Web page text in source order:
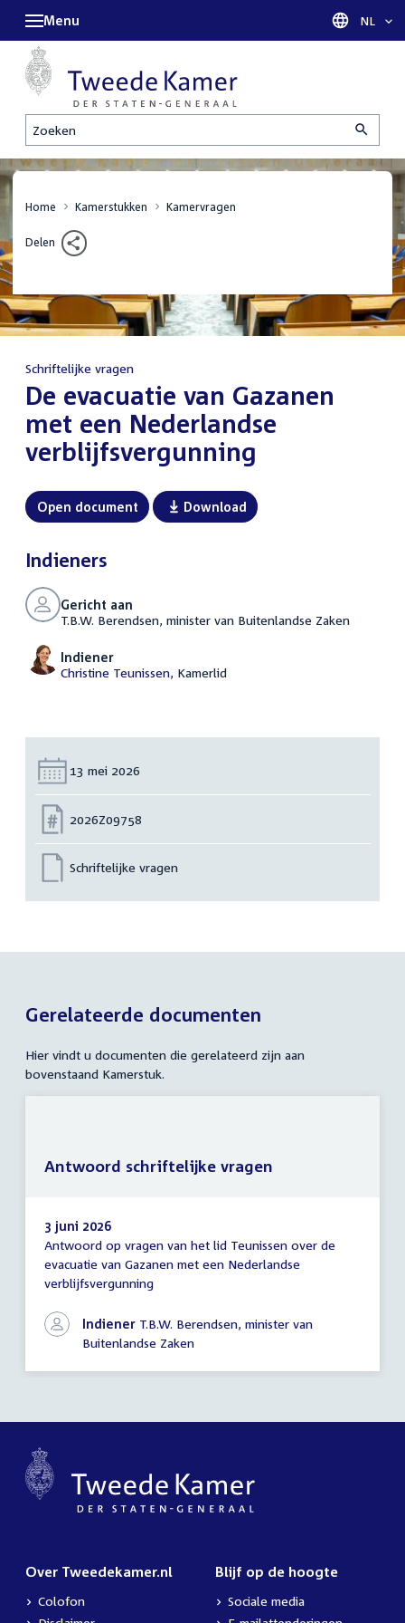
Zoeken
Menu Taal
NL
Home Kamerstukken Kamervragen
Delen
Schriftelijke vragen
:De evacuatie van Gazanen
met een Nederlandse
verblijfsvergunning
Open document Download
Indieners
Gericht aan
T.B.W. Berendsen, minister van Buitenlandse Zaken
Indiener
Christine Teunissen, Kamerlid
Datum:
13 mei 2026
Nummer:
2026Z09758
Schriftelijke vragen
Gerelateerde documenten
Hier vindt u documenten die gerelateerd zijn aan
bovenstaand Kamerstuk.
Antwoord
schriftelijke
vragen
3 juni 2026
Antwoord op vragen van het lid Teunissen over de
evacuatie van Gazanen met een Nederlandse
verblijfsvergunning
Indiener T.B.W. Berendsen, minister van
Buitenlandse Zaken
Antwoord schriftelijke vragen
Over Tweedekamer.nl
Colofon
Blijf op de hoogte
Sociale media